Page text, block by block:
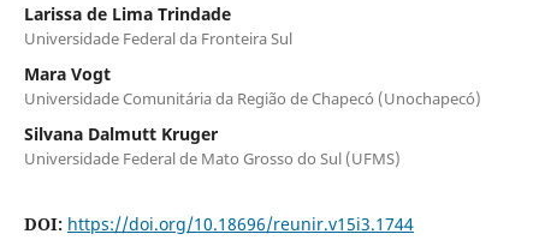
Larissa de Lima Trindade
Universidade Federal da Fronteira Sul
Mara Vogt
Universidade Comunitária da Região de Chapecó (Unochapecó)
Silvana Dalmutt Kruger
Universidade Federal de Mato Grosso do Sul (UFMS)
DOI: https://doi.org/10.18696/reunir.v15i3.1744